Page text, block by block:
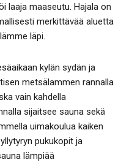
laaja maaseutu. Hajala on
merkittävää aluetta
läpi.
kylän sydän ja
metsälammen rannalla
vain kahdella
sijaitsee sauna sekä
uimakoulua kaiken
pukukopit ja
lämpiää